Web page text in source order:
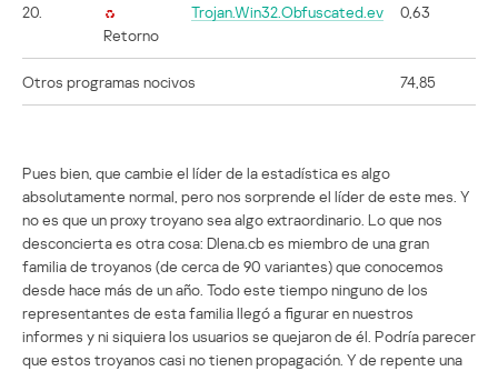
20.
Retorno
Trojan.Win32.Obfuscated.ev 0,63
Otros programas nocivos 74,85
Pues bien, que cambie el líder de la estadística es algo
absolutamente normal, pero nos sorprende el líder de este mes. Y
no es que un proxy troyano sea algo extraordinario. Lo que nos
desconcierta es otra cosa: Dlena.cb es miembro de una gran
familia de troyanos (de cerca de 90 variantes) que conocemos
desde hace más de un año. Todo este tiempo ninguno de los
representantes de esta familia llegó a figurar en nuestros
informes y ni siquiera los usuarios se quejaron de él. Podría parecer
que estos troyanos casi no tienen propagación. Y de repente una